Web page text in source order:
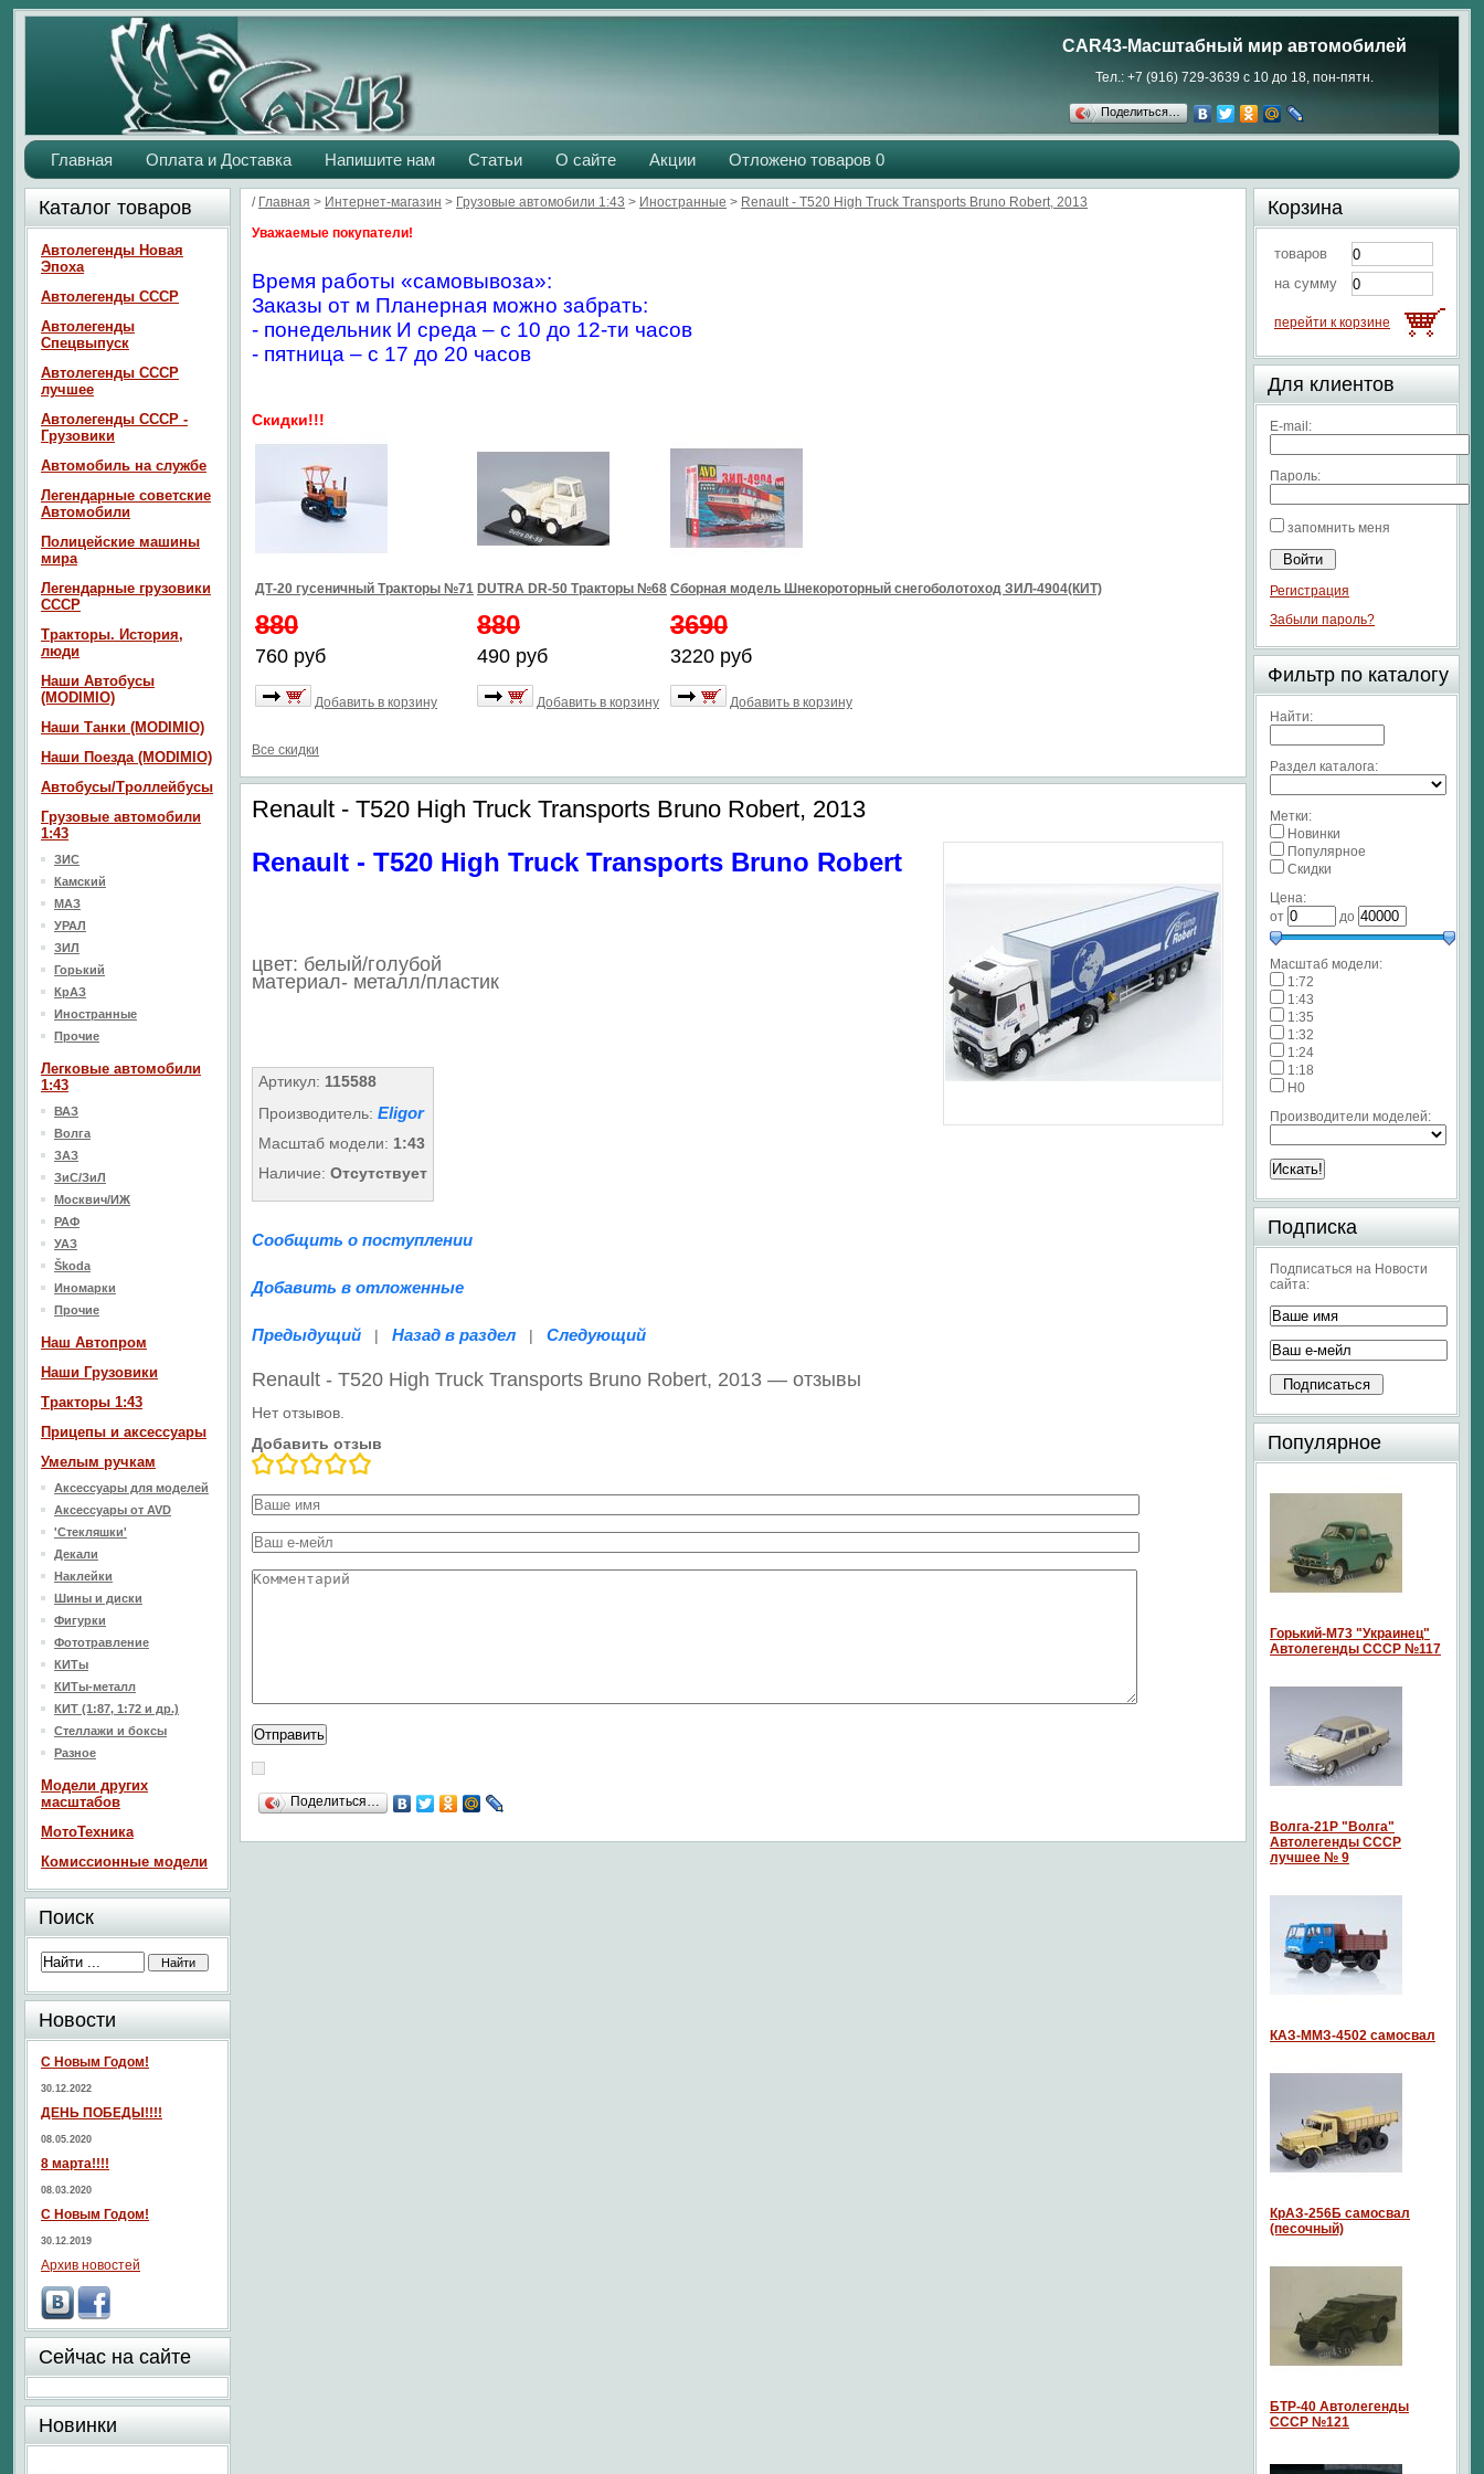
CAR43-Масштабный мир автомобилей
Тел.: +7 (916) 729-3639 с 10 до 18, пон-пятн.
Поделиться…
Главная Оплата и Доставка Напишите нам Статьи О сайте Акции Отложено товаров 0
/ Главная > Интернет-магазин > Грузовые автомобили 1:43 > Иностранные > Renault - T520 High Truck Transports Bruno Robert, 2013
Уважаемые покупатели!
Время работы «самовывоза»:
Заказы от м Планерная можно забрать:
- понедельник И среда – с 10 до 12-ти часов
- пятница – с 17 до 20 часов
Скидки!!!
ДТ-20 гусеничный Тракторы №71
880
760 руб
Добавить в корзину
DUTRA DR-50 Тракторы №68
880
490 руб
Добавить в корзину
Сборная модель Шнекороторный снегоболотоход ЗИЛ-4904(КИТ)
3690
3220 руб
Добавить в корзину
Все скидки
Renault - T520 High Truck Transports Bruno Robert, 2013
Renault - T520 High Truck Transports Bruno Robert
цвет: белый/голубой
материал- металл/пластик
Артикул: 115588
Производитель: Eligor
Масштаб модели: 1:43
Наличие: Отсутствует
Сообщить о поступлении
Добавить в отложенные
Предыдущий | Назад в раздел | Следующий
Renault - T520 High Truck Transports Bruno Robert, 2013 — отзывы
Нет отзывов.
Добавить отзыв
Поделиться…
Каталог товаров
Автолегенды Новая
Эпоха
Автолегенды СССР
Автолегенды
Спецвыпуск
Автолегенды СССР
лучшее
Автолегенды СССР -
Грузовики
Автомобиль на службе
Легендарные советские
Автомобили
Полицейские машины
мира
Легендарные грузовики
СССР
Тракторы. История,
люди
Наши Автобусы
(MODIMIO)
Наши Танки (MODIMIO)
Наши Поезда (MODIMIO)
Автобусы/Троллейбусы
Грузовые автомобили
1:43
ЗИС
Камский
МАЗ
УРАЛ
ЗИЛ
Горький
КрАЗ
Иностранные
Прочие
Легковые автомобили
1:43
ВАЗ
Волга
ЗАЗ
ЗиС/ЗиЛ
Москвич/ИЖ
РАФ
УАЗ
Škoda
Иномарки
Прочие
Наш Aвтопром
Наши Грузовики
Тракторы 1:43
Прицепы и аксессуары
Умелым ручкам
Аксессуары для моделей
Аксессуары от AVD
'Стекляшки'
Декали
Наклейки
Шины и диски
Фигурки
Фототравление
КИТы
КИТы-металл
КИТ (1:87, 1:72 и др.)
Стеллажи и боксы
Разное
Модели других
масштабов
МотоТехника
Комиссионные модели
Поиск
Новости
С Новым Годом!
30.12.2022
ДЕНЬ ПОБЕДЫ!!!!
08.05.2020
8 марта!!!!
08.03.2020
С Новым Годом!
30.12.2019
Архив новостей
Сейчас на сайте
Новинки
Корзина
товаров
на сумму
перейти к корзине
Для клиентов
E-mail:
Пароль:
запомнить меня
Регистрация
Забыли пароль?
Фильтр по каталогу
Найти:
Раздел каталога:
Метки:
Новинки
Популярное
Скидки
Цена:
от
до
Масштаб модели:
1:72
1:43
1:35
1:32
1:24
1:18
H0
Производители моделей:
Подписка
Подписаться на Новости
сайта:
Популярное
Горький-М73 "Украинец"
Автолегенды СССР №117
Волга-21P "Волга"
Автолегенды СССР
лучшее № 9
КАЗ-ММЗ-4502 самосвал
КрАЗ-256Б самосвал
(песочный)
БТР-40 Автолегенды
СССР №121